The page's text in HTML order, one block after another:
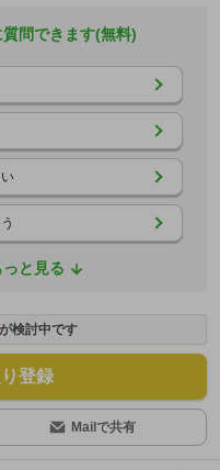
問できます(無料)
と見る
検討中です
登録
Mailで共有